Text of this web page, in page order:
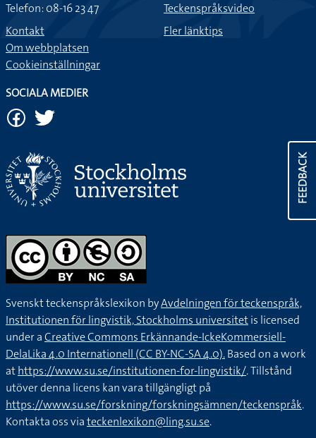
FEEDBACK
Telefon: 08-16 23 47
Kontakt
Om webbplatsen
Cookieinställningar
Teckenspråksvideo
Fler länktips
SOCIALA MEDIER
Svenskt teckenspråkslexikon byAvdelningen för teckenspråk,
Institutionen för lingvistik, Stockholms universitetis licensed
under aCreative Commons Erkännande-IckeKommersiell-
DelaLika 4.0 Internationell (CC BY-NC-SA 4.0).Based on a work
athttps://www.su.se/institutionen-for-lingvistik/. Tillstånd
utöver denna licens kan vara tillgängligt på
https://www.su.se/forskning/forskningsämnen/teckenspråk.
Kontakta oss viateckenlexikon@ling.su.se.